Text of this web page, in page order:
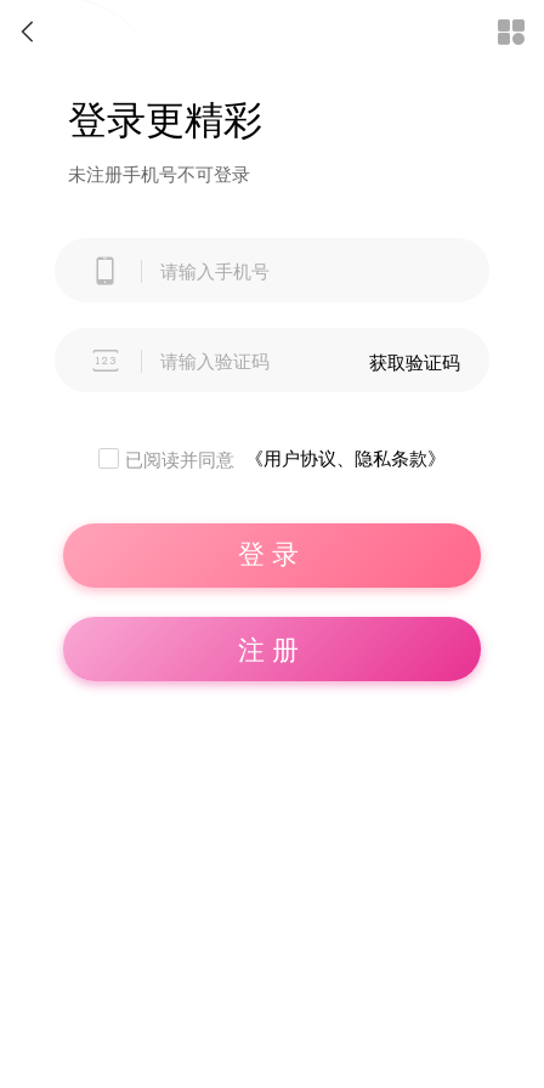

登录更精彩
未注册手机号不可登录
 获取验证码
已阅读并同意 《用户协议、隐私条款》
登录
注册
